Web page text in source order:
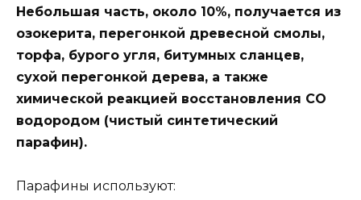
Небольшая часть, около 10%, получается из
озокерита, перегонкой древесной смолы,
торфа, бурого угля, битумных сланцев,
сухой перегонкой дерева, а также
химической реакцией восстановления СО
водородом (чистый синтетический
парафин).
Парафины используют: